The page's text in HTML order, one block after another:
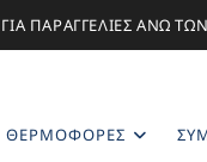
ΓΙΑ ΠΑΡΑΓΓΕΛΙΕΣ ΑΝΩ
ΘΕΡΜΟΦΌΡΕΣ